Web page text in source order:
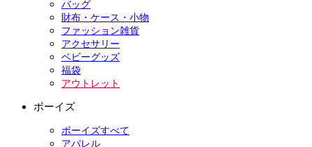
バッグ
財布・ケース・小物
ファッション雑貨
アクセサリー
ベビーグッズ
福袋
アウトレット
ボーイズ
ボーイズすべて
アパレル